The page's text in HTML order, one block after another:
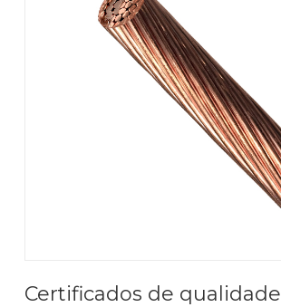
Certificados de qualidade